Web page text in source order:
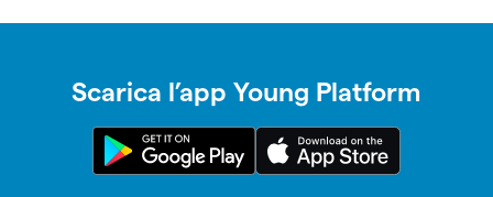
Scarica l’app Young Platform